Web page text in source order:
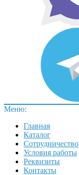
Меню:
Главная
Каталог
Сотрудничество
Условия работы
Реквизиты
Контакты